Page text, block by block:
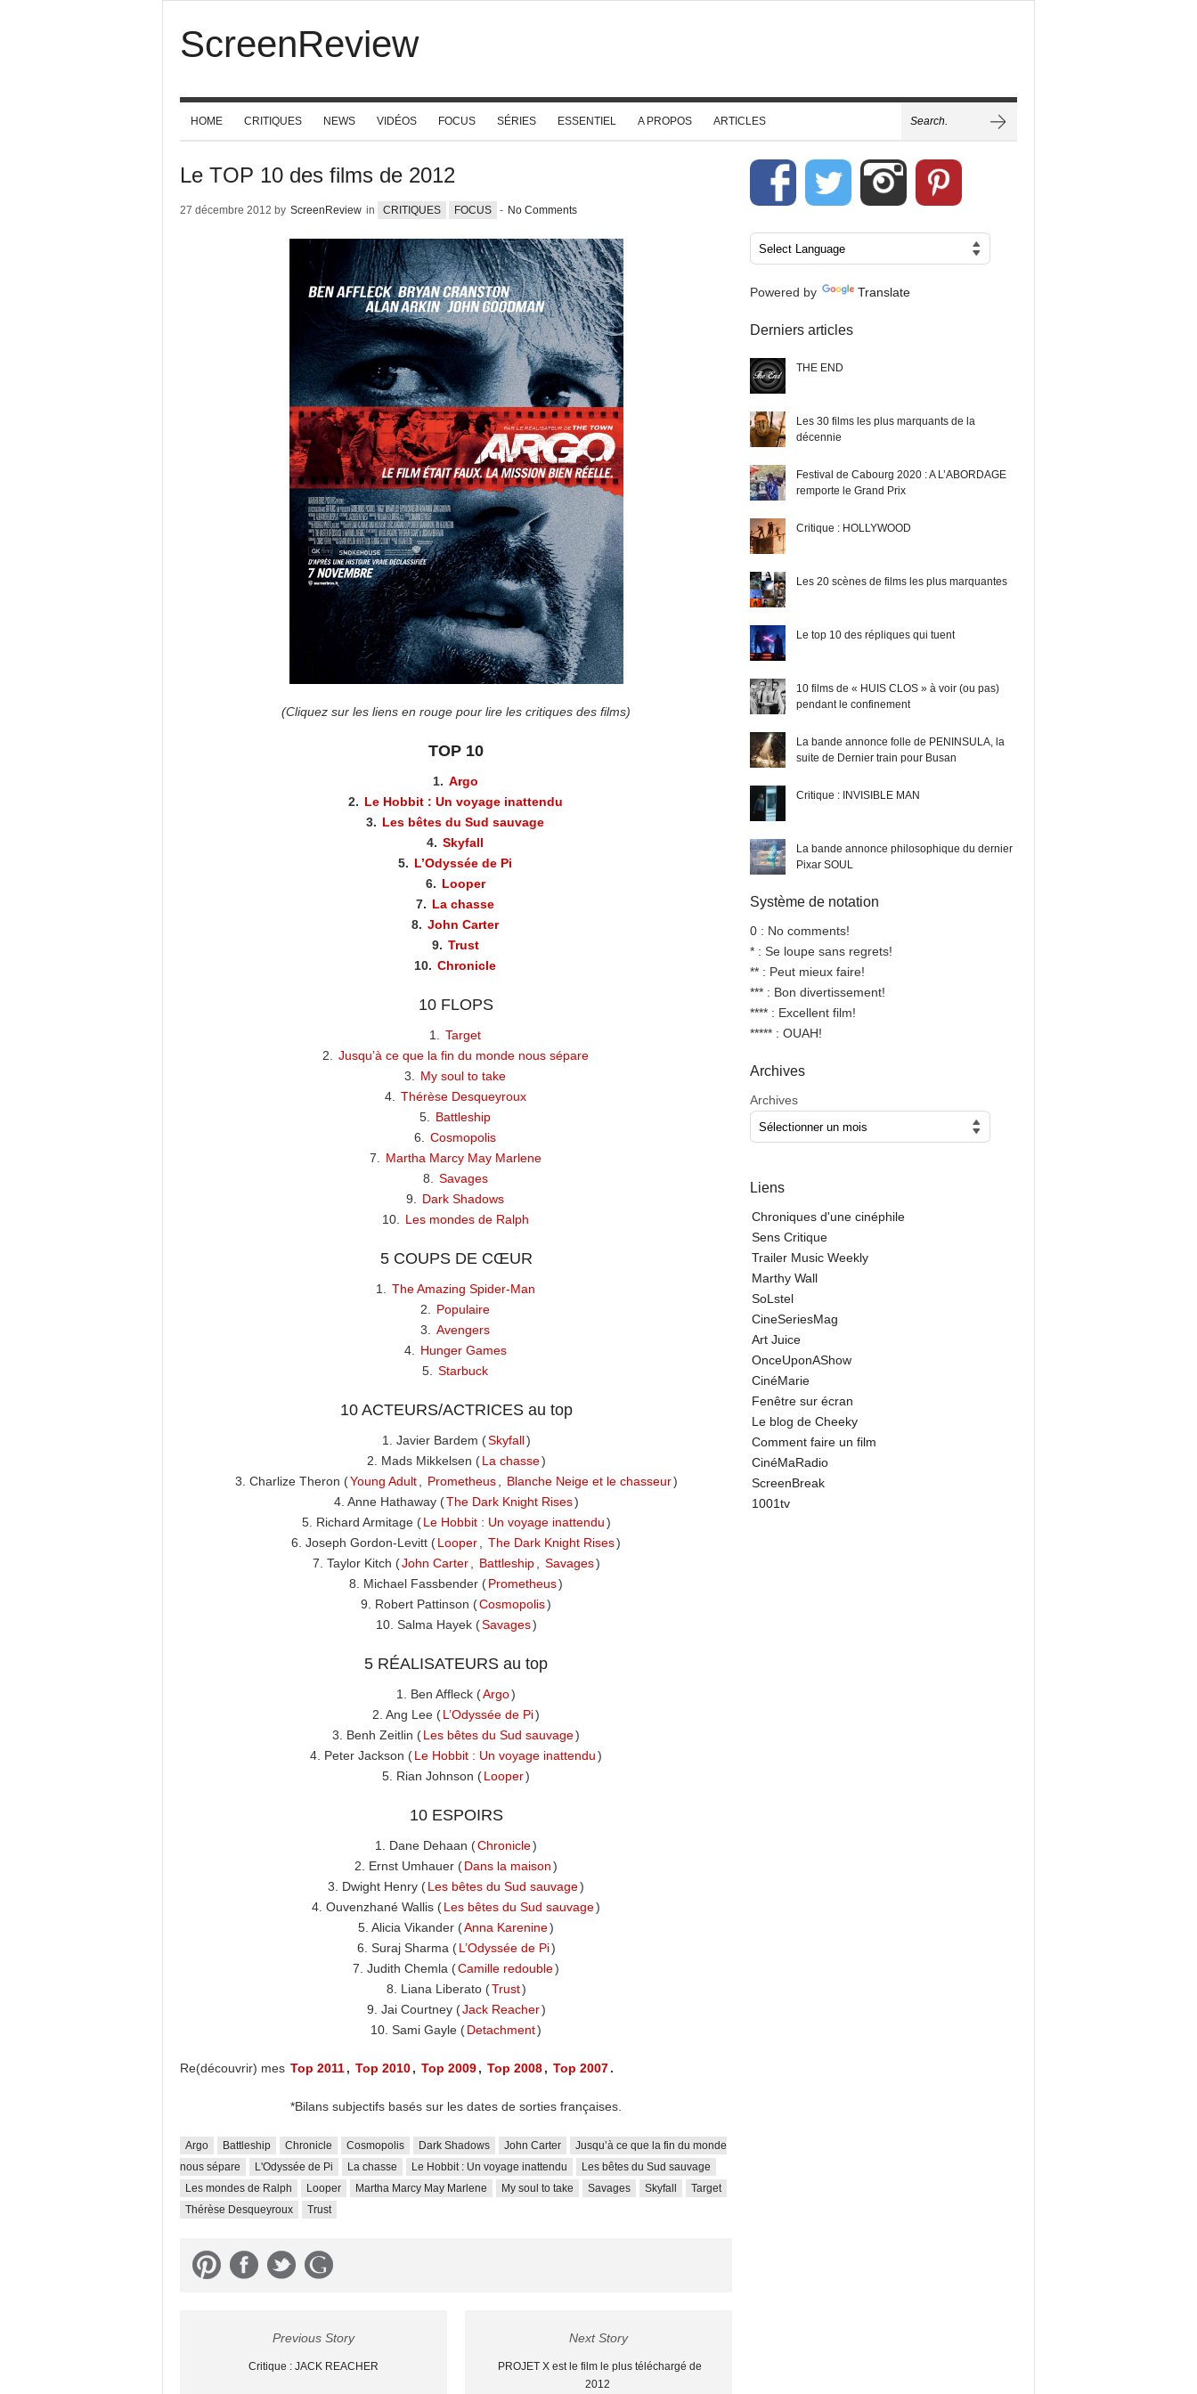
ScreenReview
HOME CRITIQUES NEWS VIDÉOS FOCUS SÉRIES ESSENTIEL A PROPOS ARTICLES
Le TOP 10 des films de 2012
27 décembre 2012 by ScreenReview in CRITIQUES FOCUS - No Comments
(Cliquez sur les liens en rouge pour lire les critiques des films)
TOP 10
1. Argo
2. Le Hobbit : Un voyage inattendu
3. Les bêtes du Sud sauvage
4. Skyfall
5. L’Odyssée de Pi
6. Looper
7. La chasse
8. John Carter
9. Trust
10. Chronicle
10 FLOPS
1.
Target
2.
Jusqu’à ce que la fin du monde nous sépare
3.
My soul to take
4.
Thérèse Desqueyroux
5.
Battleship
6.
Cosmopolis
7.
Martha Marcy May Marlene
8.
Savages
9.
Dark Shadows
10.
Les mondes de Ralph
5 COUPS DE CŒUR
1.
The Amazing Spider-Man
2.
Populaire
3.
Avengers
4.
Hunger Games
5.
Starbuck
10 ACTEURS/ACTRICES au top
1. Javier Bardem (Skyfall)
2. Mads Mikkelsen ( La chasse)
3. Charlize Theron (Young Adult Prometheus Blanche Neige et le chasseur)
4. Anne Hathaway (The Dark Knight Rises)
5. Richard Armitage ( Le Hobbit : Un voyage inattendu)
6. Joseph Gordon-Levitt (Looper The Dark Knight Rises)
7. Taylor Kitch (John Carter Battleship Savages)
8. Michael Fassbender (Prometheus)
9. Robert Pattinson (Cosmopolis)
10. Salma Hayek (Savages)
5 RÉALISATEURS au top
1. Ben Affleck (Argo)
2. Ang Lee (L’Odyssée de Pi)
3. Benh Zeitlin (Les bêtes du Sud sauvage)
4. Peter Jackson (Le Hobbit : Un voyage inattendu)
5. Rian Johnson (Looper)
10 ESPOIRS
1. Dane Dehaan (Chronicle)
2. Ernst Umhauer (Dans la maison)
3. Dwight Henry (Les bêtes du Sud sauvage)
4. Ouvenzhané Wallis (Les bêtes du Sud sauvage)
5. Alicia Vikander (Anna Karenine)
6. Suraj Sharma ( L’Odyssée de Pi)
7. Judith Chemla (Camille redouble)
8. Liana Liberato (Trust)
9. Jai Courtney (Jack Reacher)
10. Sami Gayle (Detachment)
Re(découvrir) mes Top 2011, Top 2010, Top 2009, Top 2008, Top 2007.
*Bilans subjectifs basés sur les dates de sorties françaises.
Argo Battleship Chronicle Cosmopolis Dark Shadows John Carter
Jusqu’à ce que la fin du monde
nous sépare
L'Odyssée de Pi La chasse Le Hobbit : Un voyage inattendu
Les bêtes du Sud sauvage
Les mondes de Ralph
Looper Martha Marcy May Marlene My soul to take Savages Skyfall
Target
Thérèse Desqueyroux
Trust
Previous Story
Critique : JACK REACHER
Next Story
PROJET X est le film le plus téléchargé de
2012
Powered by Translate
Derniers articles
THE END
Les 30 films les plus marquants de la
décennie
Festival de Cabourg 2020 : A L’ABORDAGE
remporte le Grand Prix
Critique : HOLLYWOOD
Les 20 scènes de films les plus marquantes
Le top 10 des répliques qui tuent
10 films de « HUIS CLOS » à voir (ou pas)
pendant le confinement
La bande annonce folle de PENINSULA, la
suite de Dernier train pour Busan
Critique : INVISIBLE MAN
La bande annonce philosophique du dernier
Pixar SOUL
Système de notation
0 : No comments!
* : Se loupe sans regrets!
** : Peut mieux faire!
*** : Bon divertissement!
**** : Excellent film!
***** : OUAH!
Archives
Archives
Liens
Chroniques d'une cinéphile
Sens Critique
Trailer Music Weekly
Marthy Wall
SoLstel
CineSeriesMag
Art Juice
OnceUponAShow
CinéMarie
Fenêtre sur écran
Le blog de Cheeky
Comment faire un film
CinéMaRadio
ScreenBreak
1001tv